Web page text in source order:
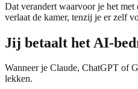
Dat verandert waarvoor je het
verlaat de kamer, tenzij je er zelf
Jij betaalt het AI-
Wanneer je Claude, ChatGPT of
lekken.